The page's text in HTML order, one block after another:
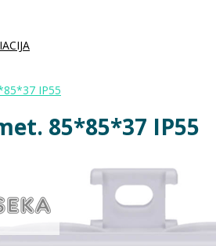
IP55
85*85*37 IP55